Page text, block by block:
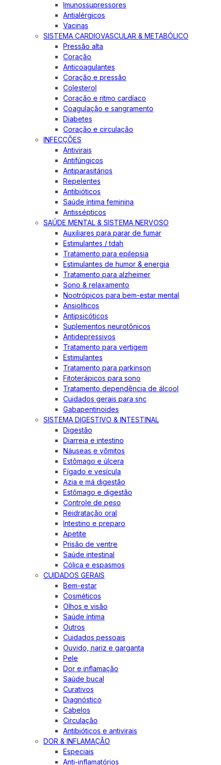
Imunossupressores
Antialérgicos
Vacinas
SISTEMA CARDIOVASCULAR & METABÓLICO
Pressão alta
Coração
Anticoagulantes
Coração e pressão
Colesterol
Coração e ritmo cardíaco
Coagulação e sangramento
Diabetes
Coração e circulação
INFECÇÕES
Antivirais
Antifúngicos
Antiparasitários
Repelentes
Antibióticos
Saúde íntima feminina
Antissépticos
SAÚDE MENTAL & SISTEMA NERVOSO
Auxiliares para parar de fumar
Estimulantes / tdah
Tratamento para epilepsia
Estimulantes de humor & energia
Tratamento para alzheimer
Sono & relaxamento
Nootrópicos para bem-estar mental
Ansiolíticos
Antipsicóticos
Suplementos neurotônicos
Antidepressivos
Tratamento para vertigem
Estimulantes
Tratamento para parkinson
Fitoterápicos para sono
Tratamento dependência de álcool
Cuidados gerais para snc
Gabapentinoides
SISTEMA DIGESTIVO & INTESTINAL
Digestão
Diarreia e intestino
Náuseas e vômitos
Estômago e úlcera
Fígado e vesícula
Azia e má digestão
Estômago e digestão
Controle de peso
Reidratação oral
Intestino e preparo
Apetite
Prisão de ventre
Saúde intestinal
Cólica e espasmos
CUIDADOS GERAIS
Bem-estar
Cosméticos
Olhos e visão
Saúde íntima
Outros
Cuidados pessoais
Ouvido, nariz e garganta
Pele
Dor e inflamação
Saúde bucal
Curativos
Diagnóstico
Cabelos
Circulação
Antibióticos e antivirais
DOR & INFLAMAÇÃO
Especiais
Anti-inflamatórios